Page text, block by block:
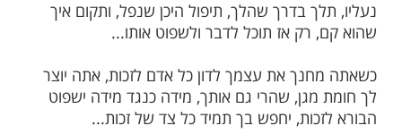
של החבר, לחשוב אילו הייתי במקומו, במצבו